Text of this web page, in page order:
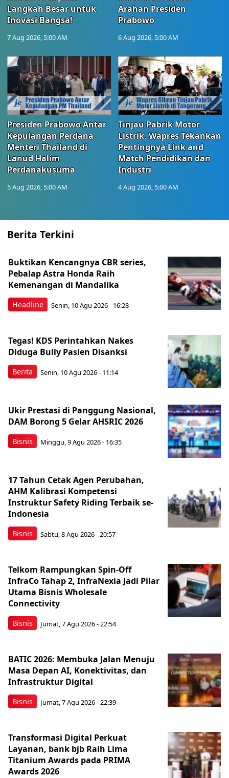
Langkah Besar untuk
Inovasi Bangsa!
7 Aug 2026, 5:00 AM
Arahan Presiden
Prabowo
6 Aug 2026, 5:00 AM
Presiden Prabowo Antar
Kepulangan Perdana
Menteri Thailand di
Lanud Halim
Perdanakusuma
5 Aug 2026, 5:00 AM
Tinjau Pabrik Motor
Listrik, Wapres Tekankan
Pentingnya Link and
Match Pendidikan dan
Industri
4 Aug 2026, 5:00 AM
Berita Terkini
Headline
Buktikan Kencangnya CBR series,
Pebalap Astra Honda Raih
Kemenangan di Mandalika
Senin, 10 Agu 2026 - 16:28
Berita
Tegas! KDS Perintahkan Nakes
Diduga Bully Pasien Disanksi
Senin, 10 Agu 2026 - 11:14
Bisnis
Ukir Prestasi di Panggung Nasional,
DAM Borong 5 Gelar AHSRIC 2026
Minggu, 9 Agu 2026 - 16:35
Bisnis
17 Tahun Cetak Agen Perubahan,
AHM Kalibrasi Kompetensi
Instruktur Safety Riding Terbaik se-
Indonesia
Sabtu, 8 Agu 2026 - 20:57
Bisnis
Telkom Rampungkan Spin-Off
InfraCo Tahap 2, InfraNexia Jadi Pilar
Utama Bisnis Wholesale
Connectivity
Jumat, 7 Agu 2026 - 22:54
Bisnis
BATIC 2026: Membuka Jalan Menuju
Masa Depan AI, Konektivitas, dan
Infrastruktur Digital
Jumat, 7 Agu 2026 - 22:39
Transformasi Digital Perkuat
Layanan, bank bjb Raih Lima
Titanium Awards pada PRIMA
Awards 2026